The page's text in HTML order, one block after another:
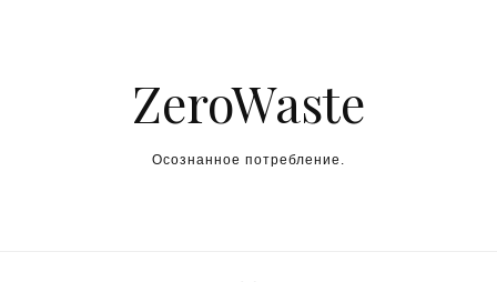
ZeroWaste
Осознанное потребление.